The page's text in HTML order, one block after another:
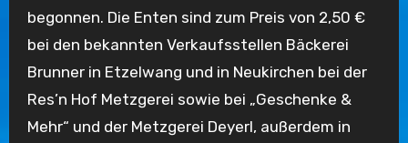
begonnen. Die Enten sind zum Preis von 2,50 €
bei den bekannten Verkaufsstellen Bäckerei
Brunner in Etzelwang und in Neukirchen bei der
Res’n Hof Metzgerei sowie bei „Geschenke &
Mehr“ und der Metzgerei Deyerl, außerdem in